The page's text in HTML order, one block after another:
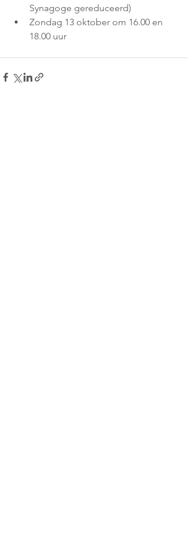
Synagoge gereduceerd)
Zondag 13 oktober om 16.00 en
18.00 uur